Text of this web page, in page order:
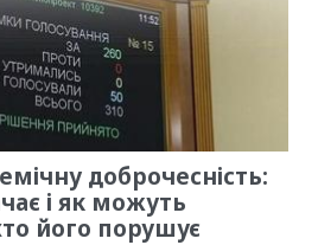
доброчесність:
і як можуть
його порушує